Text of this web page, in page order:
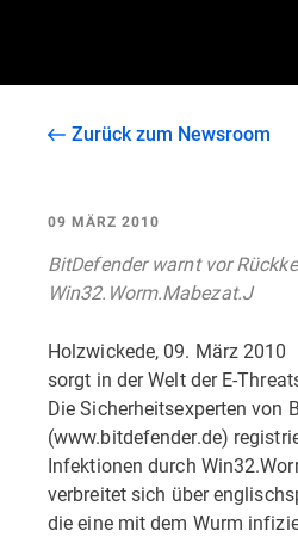
Zurück zum Newsroom
09 MÄRZ 2010
BitDefender warnt vor
Win32.Worm.Mabezat.J
Holzwickede, 09. März 2010 
sorgt in der Welt der E-
Die Sicherheitsexperten von
(www.bitdefender.de)
Infektionen durch
verbreitet sich über
die eine mit dem Wurm